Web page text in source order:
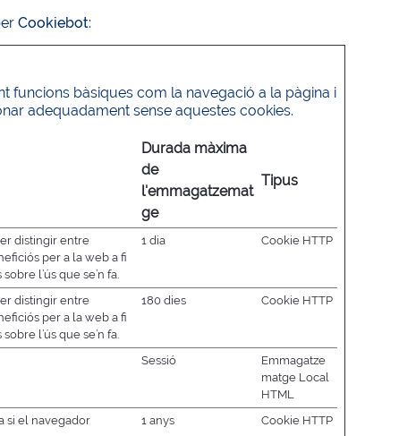
Cookiebot:
funcions bàsiques com la navegació a la pàgina i
adequadament sense aquestes cookies.
Durada màxima
de
l'emmagatzemat
ge
Tipus
distingir entre
per a la web a fi
l’ús que se’n fa.
1 dia Cookie HTTP
distingir entre
per a la web a fi
l’ús que se’n fa.
180 dies Cookie HTTP
Sessió
Emmagatze
matge Local
HTML
si el navegador
1 anys Cookie HTTP